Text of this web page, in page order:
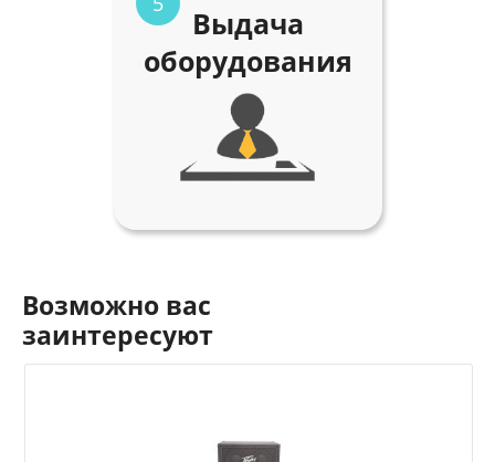
Выдача
оборудования
Возможно вас
заинтересуют